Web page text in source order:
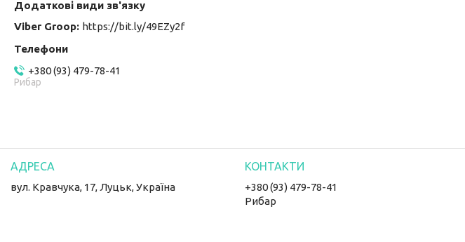
Viber Groop https://bit.ly/49EZy2f
+380 (93) 479-78-41
Рибар
вул. Кравчука, 17, Луцьк, Україна
+380 (93) 479-78-41
Рибар